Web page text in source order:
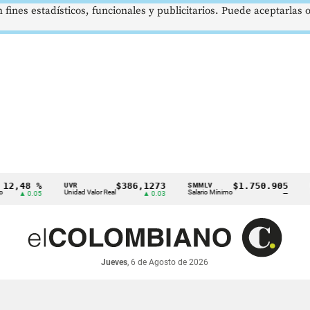
%
0.05 Unidad Valor Real
$386,1273
▲ 0.03
SMMLV
Salario Mínimo
$1.750.905
Jueves, 6 de Agosto de 2026
estadísticos, funcionales y publicitarios. Puede aceptarlas